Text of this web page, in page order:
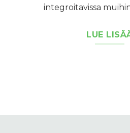
integroitavissa
LUE